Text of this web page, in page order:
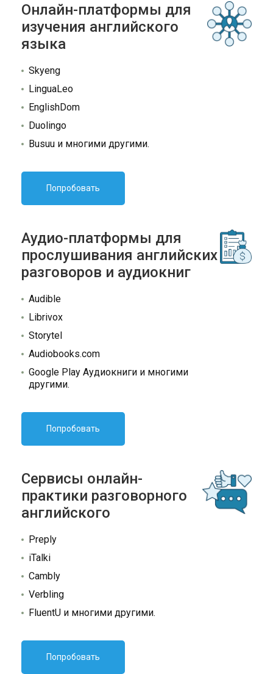
Онлайн-платформы для
изучения английского
языка
Skyeng
LinguaLeo
EnglishDom
Duolingo
Busuu и многими другими.
Попробовать
Аудио-платформы для
прослушивания английских
разговоров и аудиокниг
Audible
Librivox
Storytel
Audiobooks.com
Google Play Аудиокниги и многими
другими.
Попробовать
Сервисы онлайн-
практики разговорного
английского
Preply
iTalki
Cambly
Verbling
FluentU и многими другими.
Попробовать